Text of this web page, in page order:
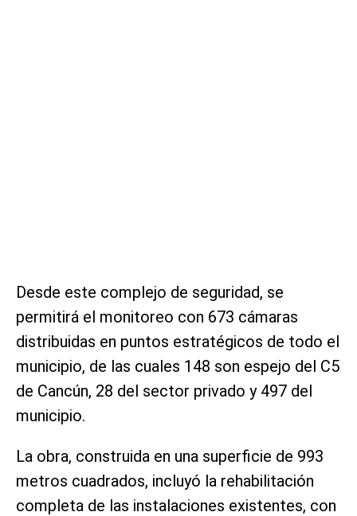
Desde este complejo de seguridad, se
permitirá el monitoreo con 673 cámaras
distribuidas en puntos estratégicos de todo el
municipio, de las cuales 148 son espejo del C5
de Cancún, 28 del sector privado y 497 del
municipio.
La obra, construida en una superficie de 993
metros cuadrados, incluyó la rehabilitación
completa de las instalaciones existentes, con